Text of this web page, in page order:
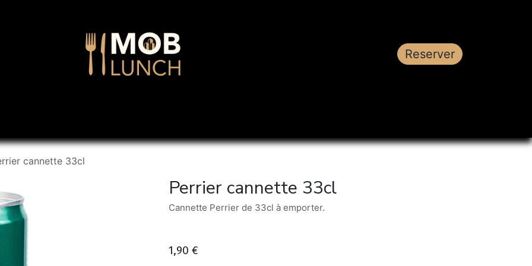
Reserver
cannette 33cl
Perrier cannette 33cl
Cannette Perrier de 33cl à emporter.
1,90 €